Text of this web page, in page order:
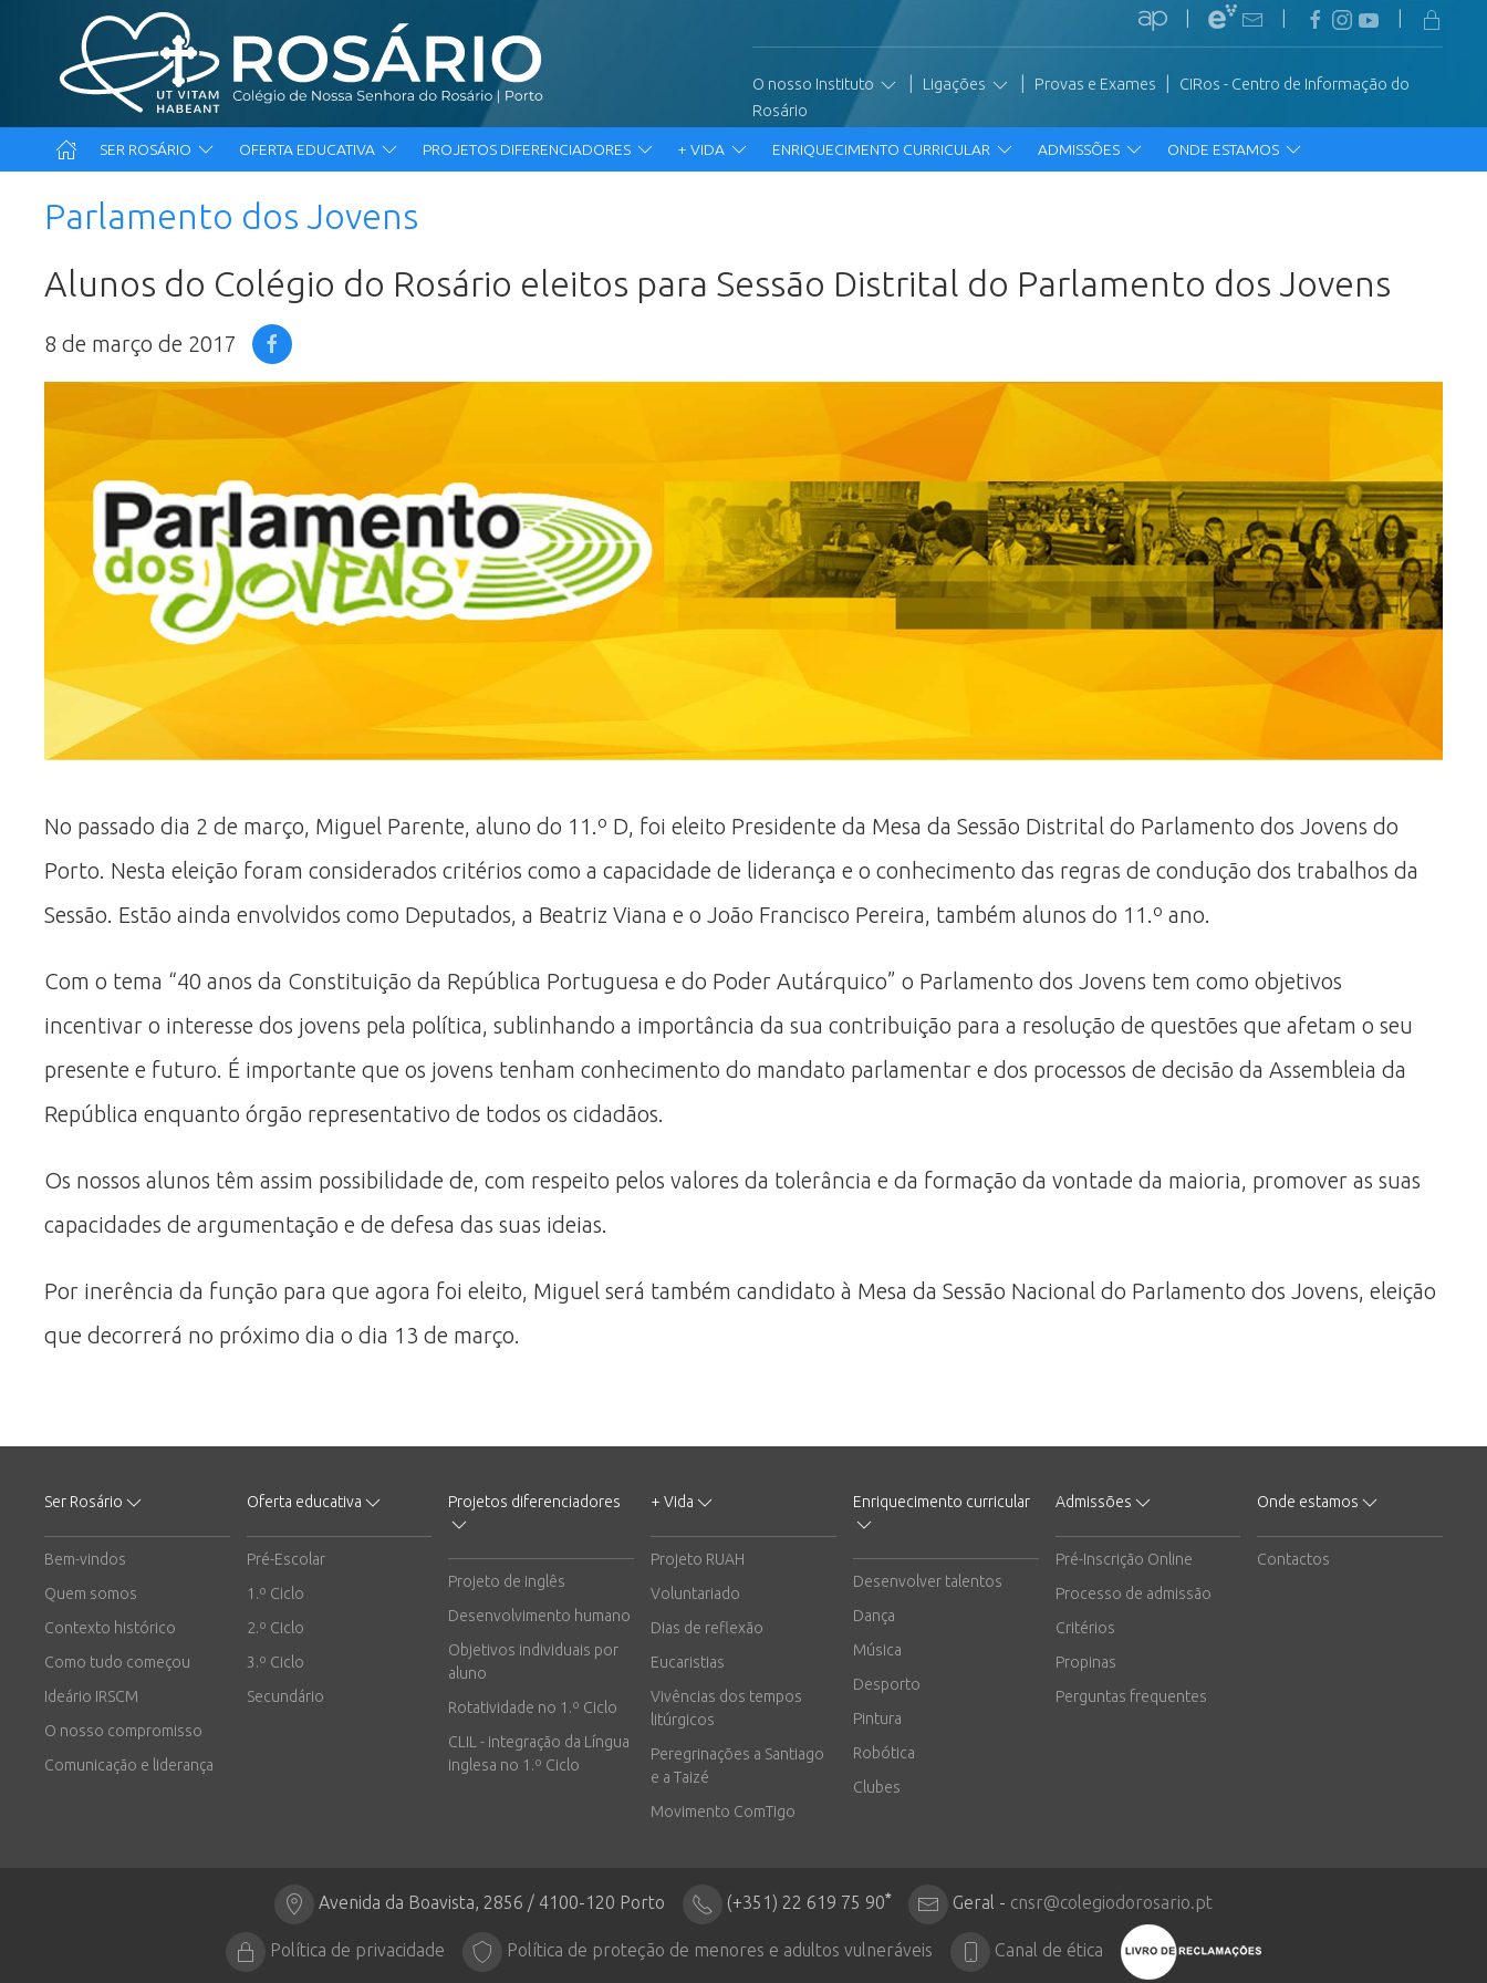
O nosso Instituto Ligações Provas e Exames
CIRos - Centro de Informação do
Rosário
SER ROSÁRIO OFERTA EDUCATIVA PROJETOS DIFERENCIADORES + VIDA ENRIQUECIMENTO CURRICULAR ADMISSÕES ONDE ESTAMOS
Parlamento dos Jovens
Alunos do Colégio do Rosário eleitos para Sessão Distrital do Parlamento dos Jovens
8 de março de 2017
No passado dia 2 de março, Miguel Parente, aluno do 11.º D, foi eleito Presidente da Mesa da Sessão Distrital do Parlamento dos Jovens do
Porto. Nesta eleição foram considerados critérios como a capacidade de liderança e o conhecimento das regras de condução dos trabalhos da
Sessão. Estão ainda envolvidos como Deputados, a Beatriz Viana e o João Francisco Pereira, também alunos do 11.º ano.
Com o tema “40 anos da Constituição da República Portuguesa e do Poder Autárquico” o Parlamento dos Jovens tem como objetivos
incentivar o interesse dos jovens pela política, sublinhando a importância da sua contribuição para a resolução de questões que afetam o seu
presente e futuro. É importante que os jovens tenham conhecimento do mandato parlamentar e dos processos de decisão da Assembleia da
República enquanto órgão representativo de todos os cidadãos.
Os nossos alunos têm assim possibilidade de, com respeito pelos valores da tolerância e da formação da vontade da maioria, promover as suas
capacidades de argumentação e de defesa das suas ideias.
Por inerência da função para que agora foi eleito, Miguel será também candidato à Mesa da Sessão Nacional do Parlamento dos Jovens, eleição
que decorrerá no próximo dia o dia 13 de março.
Ser Rosário
Bem-vindos
Quem somos
Contexto histórico
Como tudo começou
Ideário IRSCM
O nosso compromisso
Comunicação e liderança
Oferta educativa
Pré-Escolar
1.º Ciclo
2.º Ciclo
3.º Ciclo
Secundário
Projetos diferenciadores
Projeto de inglês
Desenvolvimento humano
Objetivos individuais por
aluno
Rotatividade no 1.º Ciclo
CLIL - integração da Língua
inglesa no 1.º Ciclo
+ Vida
Projeto RUAH
Voluntariado
Dias de reflexão
Eucaristias
Vivências dos tempos
litúrgicos
Peregrinações a Santiago
e a Taizé
Movimento ComTigo
Enriquecimento curricular
Desenvolver talentos
Dança
Música
Desporto
Pintura
Robótica
Clubes
Admissões
Pré-Inscrição Online
Processo de admissão
Critérios
Propinas
Perguntas frequentes
Onde estamos
Contactos
Avenida da Boavista, 2856 / 4100-120 Porto (+351) 22 619 75 90* Geral - cnsr@colegiodorosario.pt
Política de privacidade Política de proteção de menores e adultos vulneráveis Canal de ética